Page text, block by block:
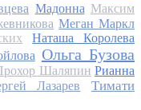
Мадонна Максим
Меган Маркл
Наташа Королева
Ольга Бузова
Шаляпин Рианна
Лазарев
Тимати